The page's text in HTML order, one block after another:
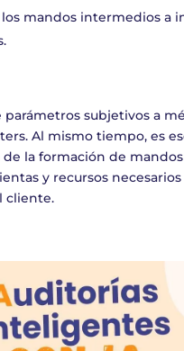
los mandos intermedios a
parámetros subjetivos a
Al mismo tiempo, es
la formación de
y recursos
cliente.